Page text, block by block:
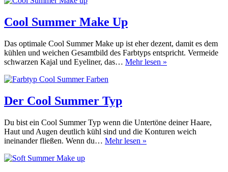
Accessoires
Cool Summer Make Up
Das optimale Cool Summer Make up ist eher dezent, damit es dem
kühlen und weichen Gesamtbild des Farbtyps entspricht. Vermeide
schwarzen Kajal und Eyeliner, das… Mehr lesen »
Der Cool Summer Typ
Du bist ein Cool Summer Typ wenn die Untertöne deiner Haare,
Haut und Augen deutlich kühl sind und die Konturen weich
ineinander fließen. Wenn du… Mehr lesen »